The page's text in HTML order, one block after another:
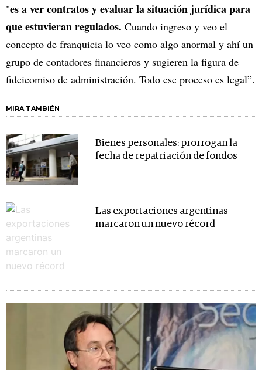
"es a ver contratos y evaluar la situación jurídica para
que estuvieran regulados. Cuando ingreso y veo el
concepto de franquicia lo veo como algo anormal y ahí un
grupo de contadores financieros y sugieren la figura de
fideicomiso de administración. Todo ese proceso es legal”.
MIRA TAMBIÉN
Bienes personales: prorrogan la
fecha de repatriación de fondos
Las exportaciones argentinas
marcaron un nuevo récord